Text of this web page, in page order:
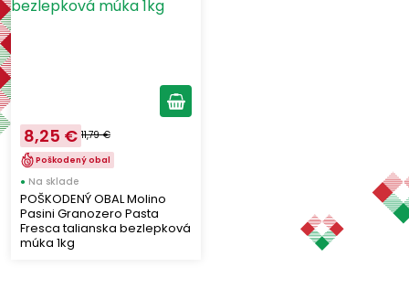
Štítky
Zachráňte potraviny
Zobraziť len produkty skladom
8,25 € 11,79 €
Poškodený obal
● Na sklade
POŠKODENÝ OBAL Molino
Pasini Granozero Pasta
Fresca talianska bezlepková
múka 1kg